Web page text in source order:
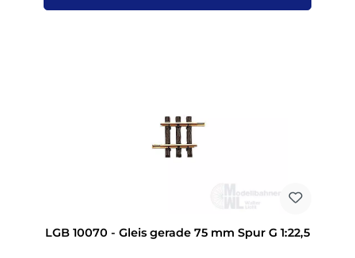
LGB 10070 - Gleis gerade 75 mm Spur G 1:22,5